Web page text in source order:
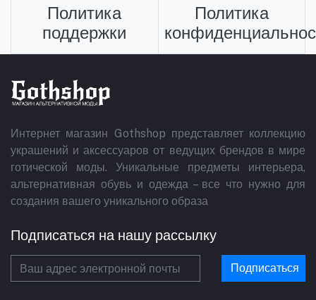
Политика
поддержки
Политика
Интернет магазин Gothshop представляет коллекцию
украшений и аксессуаров от ведущих брендов в мире
готической моды. Уникальные предметы интерьера,
альтернативная обувь и одежда – все что нужно для
создания вашего уникального образа
Подписаться на нашу рассылку
Подписаться